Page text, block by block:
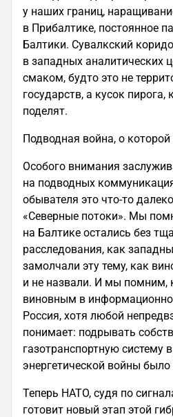
у наших границ,
в Прибалтике, постоянное
Балтики. Сувалкский
в западных аналитических
смаком, будто это не
государств, а кусок пирога,
поделят.
Подводная война, о
Особого внимания
на подводных
обывателя это что-то
«Северные потоки». Мы
на Балтике остались без
расследования, как
замолчали эту тему, как
и не назвали. И мы помним,
виновным в
Россия, хотя любой
понимает: подрывать
газотранспортную систему
энергетической войны
Теперь НАТО, судя по
готовит новый этап этой